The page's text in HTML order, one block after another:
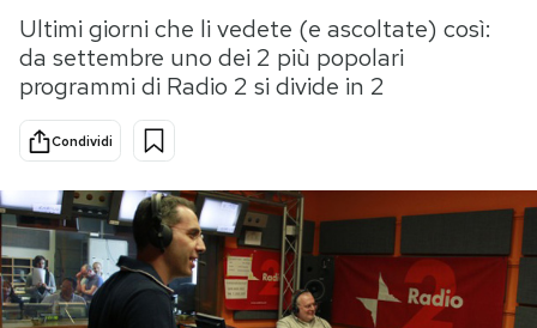
Politica
Tecnologia
Scienza
Economia
Sport
Consumismi
Storie/Idee
Altrecose
Mondiali calcio 2026
Ultimi giorni che li vedete (e ascoltate) così:
da settembre uno dei 2 più popolari
programmi di Radio 2 si divide in 2
Condividi